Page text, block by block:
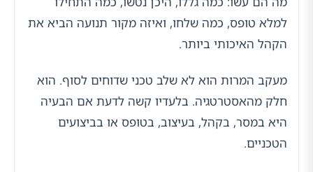
למלא טופס, כמה שלחו, ואיזה מקור תנועה הביא את
הקהל האיכותי ביותר.
מעקב המרות הוא לא שלב טכני שדוחים לסוף. הוא
חלק מהאסטרטגיה. בלעדיו קשה לדעת אם הבעיה
היא במסר, בקהל, בעיצוב, בטופס או בביצועים
הטכניים.